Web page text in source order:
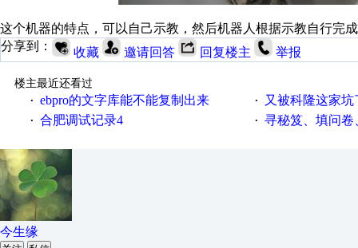
这个机器的特点，可以自己示教，然后机器人根据示教自行完
分享到：
收藏 邀请回答 回复楼主 举报
楼主最近还看过
· ebpro的文字库能不能复制出来 · 又被科隆这家坑
· 合肥调试记录4 · 寻秘笈、填问卷
今生缘